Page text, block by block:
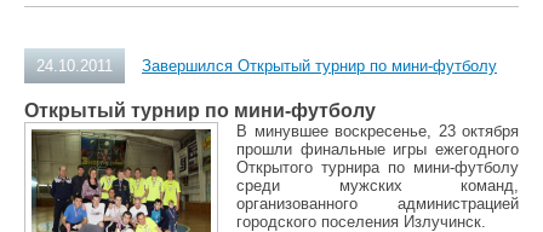
24.10.2011 Завершился Открытый турнир по мини-футболу
Открытый турнир по мини-футболу
В минувшее воскресенье, 23 октября
прошли финальные игры ежегодного
Открытого турнира по мини-футболу
среди мужских команд,
организованного администрацией
городского поселения Излучинск.